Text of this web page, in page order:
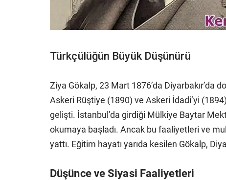
Türkçülüğün Büyük Düşünürü
Ziya Gökalp, 23 Mart 1876’da Diyarbakır’da
Askeri Rüştiye (1890) ve Askeri İdadi’yi
gelişti. İstanbul’da girdiği Mülkiye Baytar
okumaya başladı. Ancak bu faaliyetleri ve
yattı. Eğitim hayatı yarıda kesilen Gökalp,
Düşünce ve Siyasi Faaliyetleri